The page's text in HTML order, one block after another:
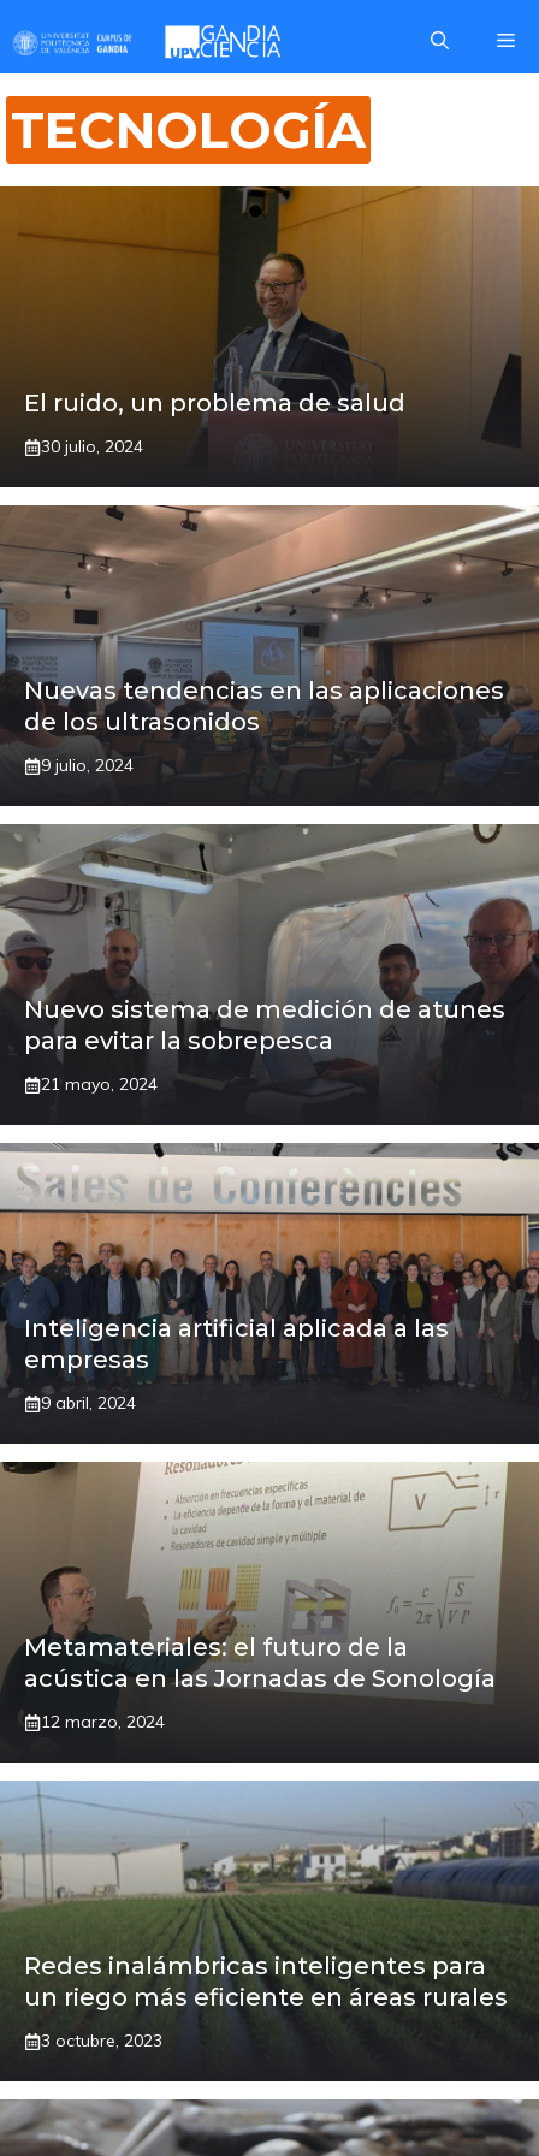
contenido
TECNOLOGÍA
El ruido, un problema de salud
30 julio, 2024
Nuevas tendencias en las aplicaciones
de los ultrasonidos
9 julio, 2024
Nuevo sistema de medición de atunes
para evitar la sobrepesca
21 mayo, 2024
Inteligencia artificial aplicada a las
empresas
9 abril, 2024
Metamateriales: el futuro de la
acústica en las Jornadas de Sonología
12 marzo, 2024
Redes inalámbricas inteligentes para
un riego más eficiente en áreas rurales
3 octubre, 2023